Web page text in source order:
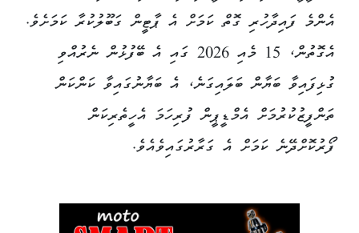
އެންމެ ފައިދާހުރި ގޮތް ކަމަށް އެ ޕާޓީން ގަބޫލުކުރާ ކަމަށެވެ.
އެގޮތުން، 15 މެއި 2026 ގައި އެ ބޭފުޅުން ނެރުއްވި
ގުޅިފައިވާ ބަޔާން ބަލައިގަނެ، އެ ބަޔާނުގައިވާ ކަންކަން
ތަންފީޒުކުރުމަށް އެމްޑީޕީން ފުރިހަމަ އެހީތެރިކަން
ފޯރުކޮށްދޭނެ ކަމަށް އެ ގަރާރުގައިވެއެވެ.